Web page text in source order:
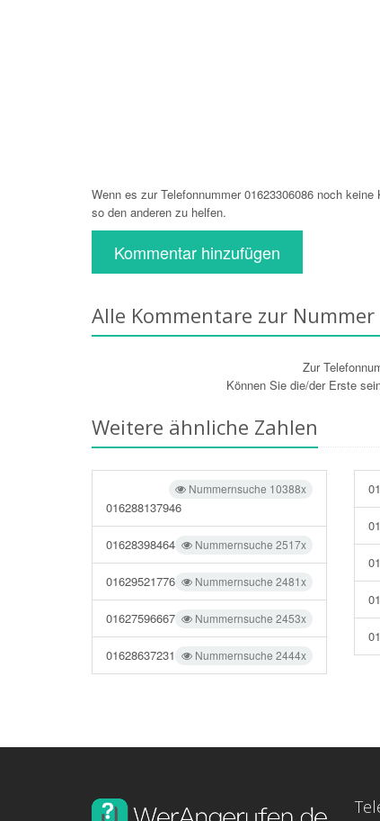
Wenn es zur Telefonnummer 01623306086 noch
so den anderen zu helfen.
Kommentar hinzufügen
Alle Kommentare zur
Zur
Können Sie die/der Erste
Weitere ähnliche Zahlen
Nummernsuche 10388x
016288137946
Nummernsuche 2517x
01628398464
Nummernsuche 2481x
01629521776
Nummernsuche 2453x
01627596667
Nummernsuche 2444x
01628637231